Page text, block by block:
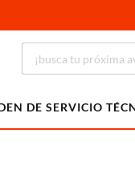
DE SERVICIO